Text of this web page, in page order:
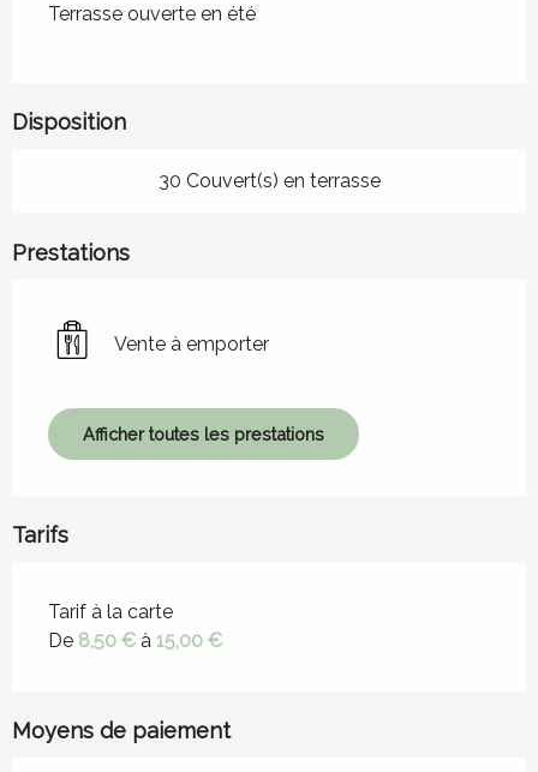
Terrasse ouverte en été
Disposition
30 Couvert(s) en terrasse
Prestations
Vente à emporter
Afficher toutes les prestations
Tarifs
Tarifs 2026
Tarif à la carte
De 8,50 € à 15,00 €
Moyens de paiement